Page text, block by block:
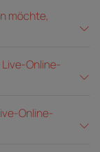
möchte,
Online-
Online-